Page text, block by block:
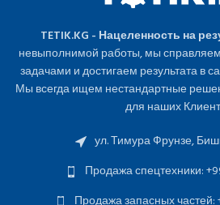
TETIK.KG - Нацеленность на
невыполнимой работы, мы
задачами и достигаем результата в
Мы всегда ищем нестандартные
для наших
ул. Тимура Фрунзе,
Продажа спецтехники: